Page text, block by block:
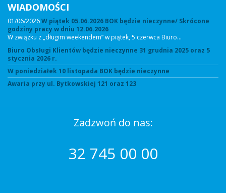
WIADOMOŚCI
01/06/2026W piątek 05.06.2026 BOK będzie nieczynne/ Skrócone
godziny pracy w dniu 12.06.2026
W związku z „długim weekendem” w piątek, 5 czerwca Biuro…
Biuro Obsługi Klientów będzie nieczynne 31 grudnia 2025 oraz 5
stycznia 2026 r.
W poniedziałek 10 listopada BOK będzie nieczynne
Awaria przy ul. Bytkowskiej 121 oraz 123
Zadzwoń do nas:
32 745 00 00